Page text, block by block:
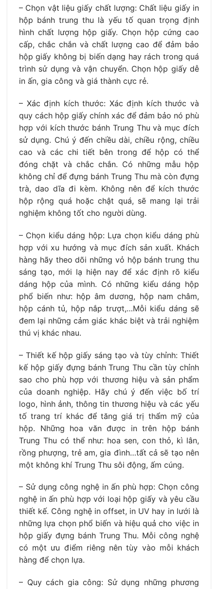
– Chọn vật liệu giấy chất lượng: Chất liệu giấy in
hộp bánh trung thu là yếu tố quan trọng định
hình chất lượng hộp giấy. Chọn hộp cứng cao
cấp, chắc chắn và chất lượng cao để đảm bảo
hộp giấy không bị biến dạng hay rách trong quá
trình sử dụng và vận chuyển. Chọn hộp giấy dễ
in ấn, gia công và giá thành cực rẻ.
– Xác định kích thước: Xác định kích thước và
quy cách hộp giấy chính xác để đảm bảo nó phù
hợp với kích thước bánh Trung Thu và mục đích
sử dụng. Chú ý đến chiều dài, chiều rộng, chiều
cao và các chi tiết bên trong để hộp có thể
đóng chặt và chắc chắn. Có những mẫu hộp
không chỉ để đựng bánh Trung Thu mà còn đựng
trà, dao dĩa đi kèm. Không nên để kích thước
hộp rộng quá hoặc chật quá, sẽ mang lại trải
nghiệm không tốt cho người dùng.
– Chọn kiểu dáng hộp: Lựa chọn kiểu dáng phù
hợp với xu hướng và mục đích sản xuất. Khách
hàng hãy theo dõi những vỏ hộp bánh trung thu
sáng tạo, mới lạ hiện nay để xác định rõ kiểu
dáng hộp của mình. Có những kiểu dáng hộp
phổ biến như: hộp âm dương, hộp nam châm,
hộp cánh tủ, hộp nắp trượt,…Mỗi kiểu dáng sẽ
đem lại những cảm giác khác biệt và trải nghiệm
thú vị khác nhau.
– Thiết kế hộp giấy sáng tạo và tùy chỉnh: Thiết
kế hộp giấy đựng bánh Trung Thu cần tùy chỉnh
sao cho phù hợp với thương hiệu và sản phẩm
của doanh nghiệp. Hãy chú ý đến việc bố trí
logo, hình ảnh, thông tin thương hiệu và các yếu
tố trang trí khác để tăng giá trị thẩm mỹ của
hộp. Những hoa văn được in trên hộp bánh
Trung Thu có thể như: hoa sen, con thỏ, kì lân,
rồng phượng, trẻ am, gia đình…tất cả sẽ tạo nên
một không khí Trung Thu sôi động, ấm cúng.
– Sử dụng công nghệ in ấn phù hợp: Chọn công
nghệ in ấn phù hợp với loại hộp giấy và yêu cầu
thiết kế. Công nghệ in offset, in UV hay in lưới là
những lựa chọn phổ biến và hiệu quả cho việc in
hộp giấy đựng bánh Trung Thu. Mỗi công nghệ
có một ưu điểm riêng nên tùy vào mỗi khách
hàng để chọn lựa.
– Quy cách gia công: Sử dụng những phương